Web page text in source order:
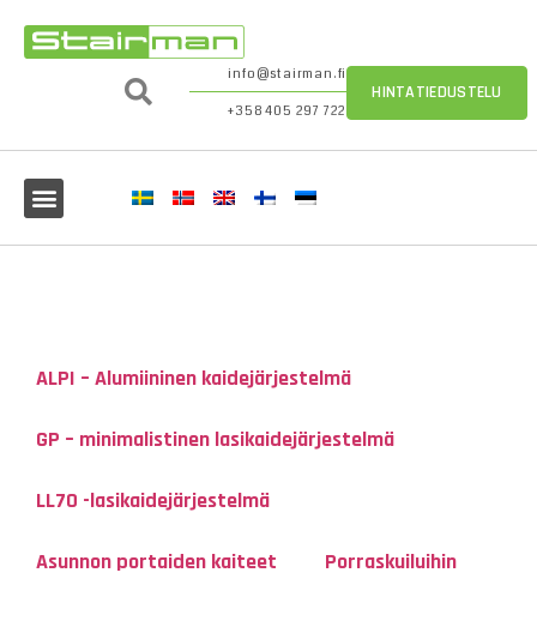
info@stairman.fi
+358 405 297 722
HINTATIEDUSTELU
ALPI – Alumiininen kaidejärjestelmä
GP – minimalistinen lasikaidejärjestelmä
LL70 -lasikaidejärjestelmä
Asunnon portaiden kaiteet Porraskuiluihin